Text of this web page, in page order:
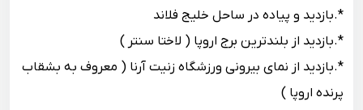
*.بازدید و پیاده در ساحل خلیج فلاند
*.بازدید از بلندترین برج اروپا ( لاختا سنتر )
*.بازدید از نمای بیرونی ورزشگاه زنیت آرنا ( معروف به بشقاب
پرنده اروپا )